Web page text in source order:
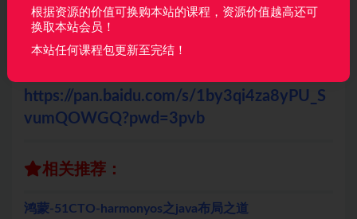
目开发过程，达到可从0到1独立开发中小型商业项目能力
以及参与大型项目开发能力。
https://pan.baidu.com/s/1by3qi4za8yPU_S
vumQOWGQ?pwd=3pvb
相关推荐：
鸿蒙-51CTO-harmonyos之java布局之道
根据资源的价值可换购本站的课程，资源价值越高还可
换取本站会员！
本站任何课程包更新至完结！